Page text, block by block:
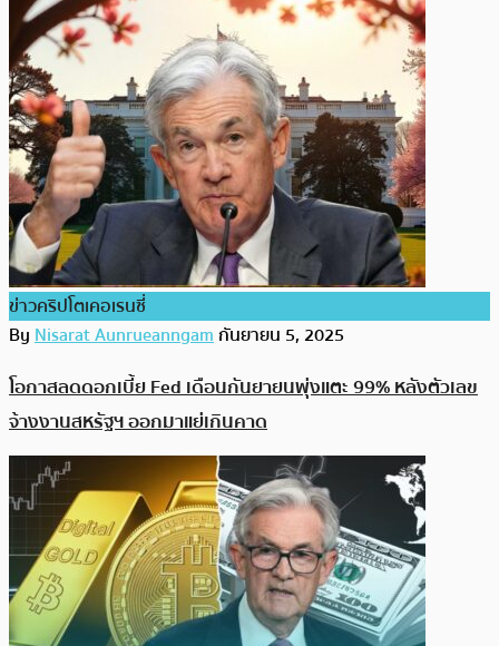
ข่าวคริปโตเคอเรนซี่
ByNisarat Aunrueanngamกันยายน 5, 2025
โอกาสลดดอกเบี้ย Fed เดือนกันยายนพุ่งแตะ 99% หลังตัวเลข
จ้างงานสหรัฐฯ ออกมาแย่เกินคาด